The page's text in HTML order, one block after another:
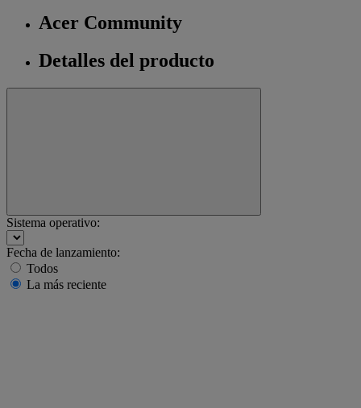
Acer Community
Detalles del producto
Sistema operativo:
Fecha de lanzamiento:
Todos
La más reciente